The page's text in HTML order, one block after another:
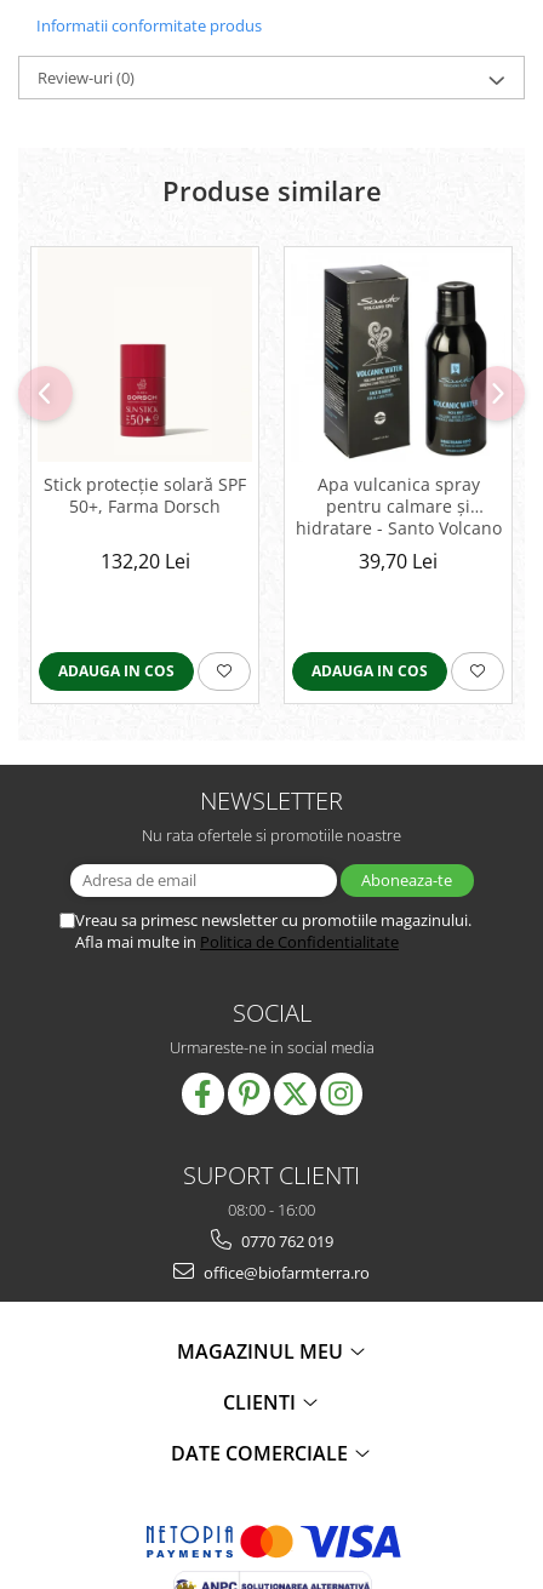
Informatii conformitate produs
Review-uri(0)
Produse similare
Stick protecție solară SPF
50+, Farma Dorsch
132,20 Lei
ADAUGA IN COS
Apa vulcanica spray
pentru calmare și
hidratare - Santo Volcano
Spa
39,70 Lei
ADAUGA IN COS
NEWSLETTER
Nu rata ofertele si promotiile noastre
Vreau sa primesc newsletter cu promotiile magazinului.
Afla mai multe in Politica de Confidentialitate
SOCIAL
Urmareste-ne in social media
SUPORT CLIENTI
08:00 - 16:00
0770 762 019
office@biofarmterra.ro
MAGAZINUL MEU
CLIENTI
DATE COMERCIALE